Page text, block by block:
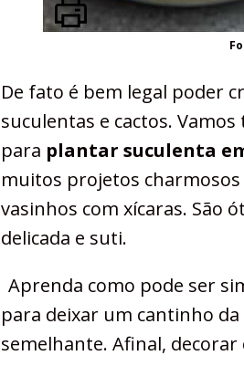
De fato é bem legal poder
suculentas e cactos.
para plantar suculenta
muitos projetos charmosos
vasinhos com xícaras. São
delicada e suti.
Aprenda como pode ser
para deixar um cantinho
semelhante. Afinal,